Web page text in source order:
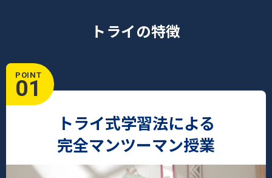
トライの特徴
POINT
01
トライ式学習法による
完全マンツーマン授業